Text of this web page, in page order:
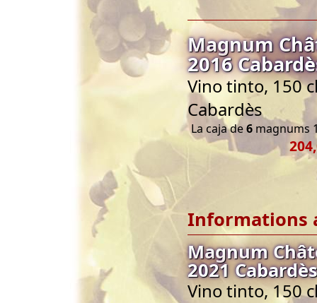
Magnum
2016
Vino tinto, 150
Cabardès
La caja de6 magnums
Informations
Magnum
2021
Vino tinto, 150